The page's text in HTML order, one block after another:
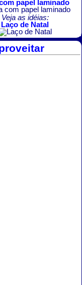
papel laminado
Veja as idéias:
Laço de Natal